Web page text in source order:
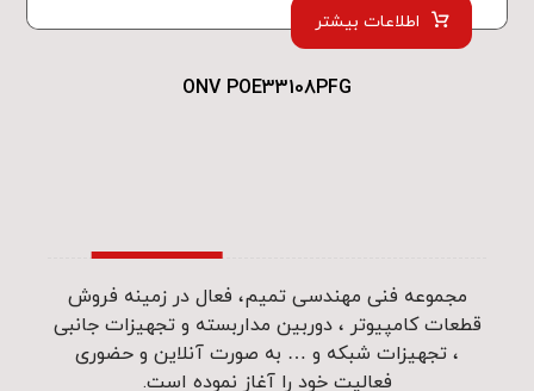
ONV POE33108PFG
اطلاعات بیشتر
مجموعه فنی مهندسی تمیم، فعال در زمینه فروش
قطعات کامپیوتر ، دوربین مداربسته و تجهیزات جانبی
، تجهیزات شبکه و … به صورت آنلاین و حضوری
فعالیت خود را آغاز نموده است.